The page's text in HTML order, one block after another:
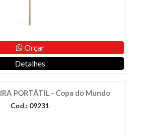
Orçar
Detalhes
PORTÁTIL - Copa do Mundo
Cod.: 09231